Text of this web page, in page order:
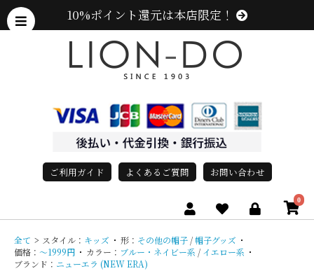
10%ポイント還元は本店限定！
ご利用ガイド よくあるご質問 お問い合わせ
0
全て > スタイル： キッズ ・ 形： その他の帽子 / 帽子グッズ ・
価格： 〜1999円 ・ カラー： ブルー・ネイビー系 / イエロー系 ・
ブランド： ニューエラ (NEW ERA)